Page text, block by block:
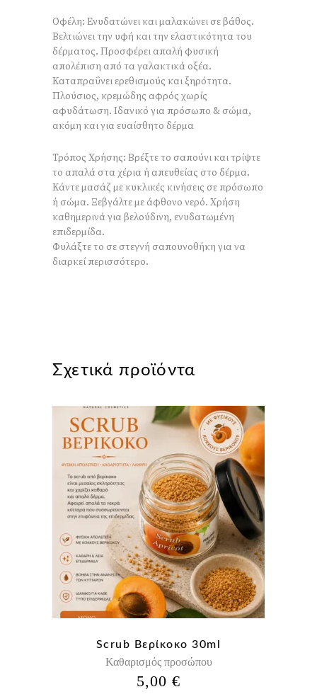
Οφέλη: Ενυδατώνει και μαλακώνει σε βάθος.
Βελτιώνει την υφή και την ελαστικότητα του
δέρματος. Προσφέρει απαλή φυσική
απολέπιση από τα γαλακτικά οξέα.
Καταπραΰνει ερεθισμούς και ξηρότητα.
Πλούσιος, κρεμώδης αφρός χωρίς
αφυδάτωση. Ιδανικό για πρόσωπο & σώμα,
ακόμη και για ευαίσθητο δέρμα
Τρόπος Χρήσης: Βρέξτε το σαπούνι και τρίψτε
το απαλά στα χέρια ή απευθείας στο δέρμα.
Κάντε μασάζ με κυκλικές κινήσεις σε πρόσωπο
ή σώμα. Ξεβγάλτε με άφθονο νερό. Χρήση
καθημερινά για βελούδινη, ενυδατωμένη
επιδερμίδα.
Φυλάξτε το σε στεγνή σαπουνοθήκη για να
διαρκεί περισσότερο.
Σχετικά προϊόντα
Scrub Βερίκοκο 30ml
Καθαρισμός προσώπου
5,00€